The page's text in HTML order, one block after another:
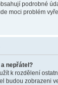
podrobné
moci problém
nepřátel?
k rozdělení
budou zobrazeni